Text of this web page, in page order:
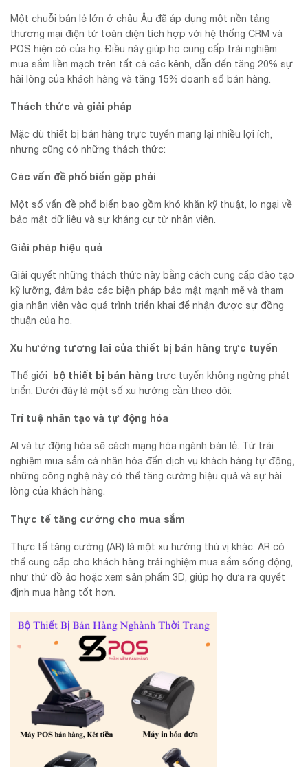
Một chuỗi bán lẻ lớn ở châu Âu đã áp dụng một nền tảng
thương mại điện tử toàn diện tích hợp với hệ thống CRM và
POS hiện có của họ. Điều này giúp họ cung cấp trải nghiệm
mua sắm liền mạch trên tất cả các kênh, dẫn đến tăng 20% sự
hài lòng của khách hàng và tăng 15% doanh số bán hàng.
Thách thức và giải pháp
Mặc dù thiết bị bán hàng trực tuyến mang lại nhiều lợi ích,
nhưng cũng có những thách thức:
Các vấn đề phổ biến gặp phải
Một số vấn đề phổ biến bao gồm khó khăn kỹ thuật, lo ngại về
bảo mật dữ liệu và sự kháng cự từ nhân viên.
Giải pháp hiệu quả
Giải quyết những thách thức này bằng cách cung cấp đào tạo
kỹ lưỡng, đảm bảo các biện pháp bảo mật mạnh mẽ và tham
gia nhân viên vào quá trình triển khai để nhận được sự đồng
thuận của họ.
Xu hướng tương lai của thiết bị bán hàng trực tuyến
Thế giới bộ thiết bị bán hàng trực tuyến không ngừng phát
triển. Dưới đây là một số xu hướng cần theo dõi:
Trí tuệ nhân tạo và tự động hóa
AI và tự động hóa sẽ cách mạng hóa ngành bán lẻ. Từ trải
nghiệm mua sắm cá nhân hóa đến dịch vụ khách hàng tự động,
những công nghệ này có thể tăng cường hiệu quả và sự hài
lòng của khách hàng.
Thực tế tăng cường cho mua sắm
Thực tế tăng cường (AR) là một xu hướng thú vị khác. AR có
thể cung cấp cho khách hàng trải nghiệm mua sắm sống động,
như thử đồ ảo hoặc xem sản phẩm 3D, giúp họ đưa ra quyết
định mua hàng tốt hơn.